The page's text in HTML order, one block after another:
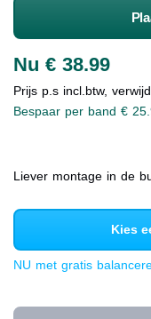
Nu € 38.99
Prijs p.s incl.btw,
Bespaar per band €
Liever montage in de
Kies
NU met gratis